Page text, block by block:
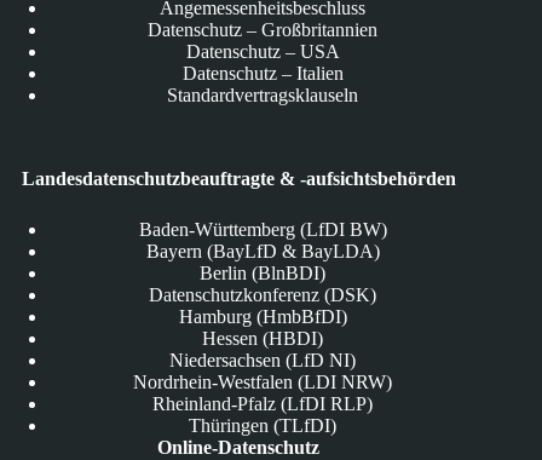
Angemessenheitsbeschluss
Datenschutz – Großbritannien
Datenschutz – USA
Datenschutz – Italien
Standardvertragsklauseln
Landesdatenschutzbeauftragte & -aufsichtsbehörden
Baden-Württemberg (LfDI BW)
Bayern (BayLfD & BayLDA)
Berlin (BlnBDI)
Datenschutzkonferenz (DSK)
Hamburg (HmbBfDI)
Hessen (HBDI)
Niedersachsen (LfD NI)
Nordrhein-Westfalen (LDI NRW)
Rheinland-Pfalz (LfDI RLP)
Thüringen (TLfDI)
Online-Datenschutz